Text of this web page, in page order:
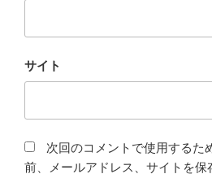
サイト
次回のコメントで使用するた
前、メールアドレス、サイトを保